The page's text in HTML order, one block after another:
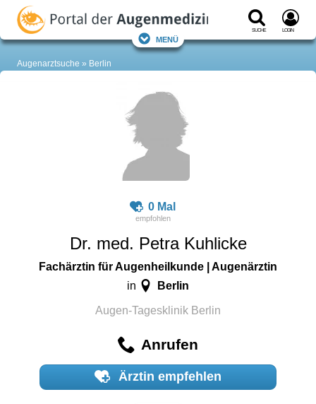
Suche Login
Menü
Augenarztsuche Berlin
0 Mal
Dr. med. Petra Kuhlicke
Fachärztin für Augenheilkunde | Augenärztin
in Berlin
Augen-Tagesklinik Berlin
Anrufen
Ärztin empfehlen